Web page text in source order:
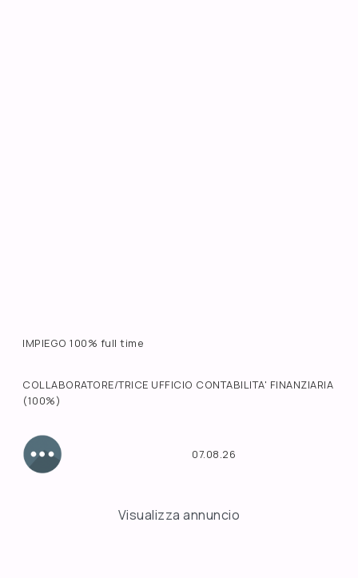
IMPIEGO 100% full time
COLLABORATORE/TRICE UFFICIO CONTABILITA' FINANZIARIA
(100%)
07.08.26
Visualizza annuncio